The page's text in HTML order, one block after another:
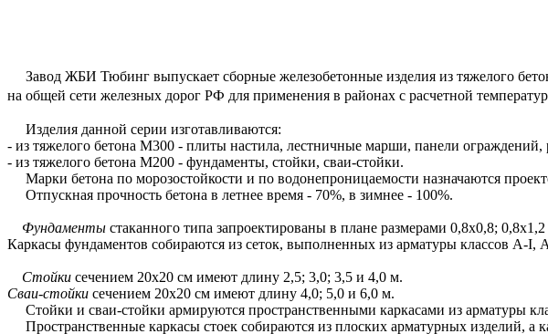
Завод ЖБИ Тюбинг выпускает сборные железобетонные изделия из тяжелого
на общей сети железных дорог РФ для применения в районах с расчетной
Изделия данной серии изготавливаются:
- из тяжелого бетона М300 - плиты настила, лестничные марши, панели ограждений,
- из тяжелого бетона М200 - фундаменты, стойки, сваи-стойки.
Марки бетона по морозостойкости и по водонепроницаемости назначаются
Отпускная прочность бетона в летнее время - 70%, в зимнее - 100%.
Фундаменты стаканного типа запроектированы в плане размерами 0,8х0,8;
Каркасы фундаментов собираются из сеток, выполненных из арматуры классов А-I,
Стойки сечением 20х20 см имеют длину 2,5; 3,0; 3,5 и 4,0 м.
Сваи-стойки сечением 20х20 см имеют длину 4,0; 5,0 и 6,0 м.
Стойки и сваи-стойки армируются пространственными каркасами из арматуры
Пространственные каркасы стоек собираются из плоских арматурных изделий, а